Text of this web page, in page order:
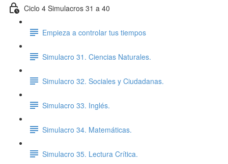
Ciclo 4 Simulacros 31 a 40
Empieza a controlar tus tiempos
Simulacro 31. Ciencias Naturales.
Simulacro 32. Sociales y Ciudadanas.
Simulacro 33. Inglés.
Simulacro 34. Matemáticas.
Simulacro 35. Lectura Crítica.